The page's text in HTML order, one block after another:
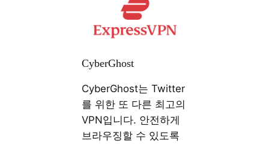
CyberGhost
CyberGhost는 Twitter
를 위한 또 다른 최고의
VPN입니다. 안전하게
브라우징할 수 있도록